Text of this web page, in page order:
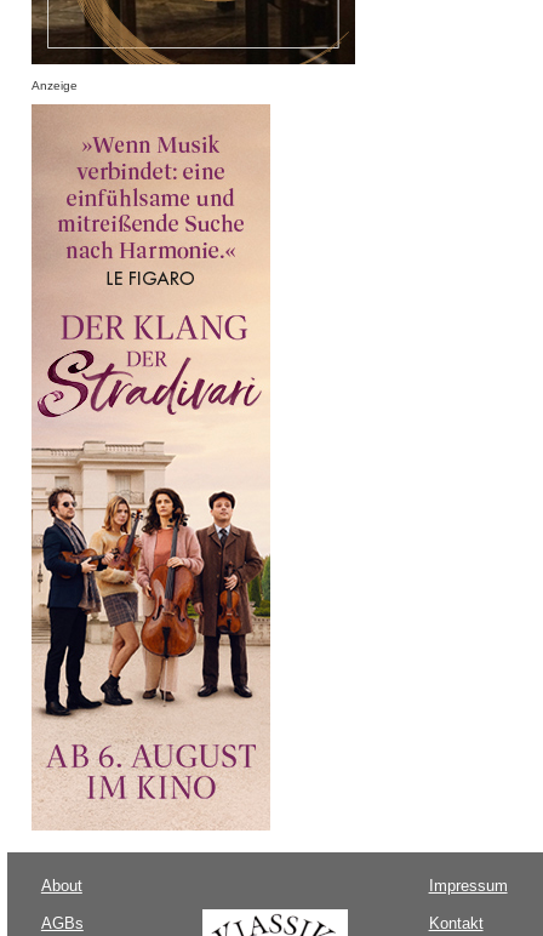
Anzeige
About
AGBs
Impressum
Kontakt